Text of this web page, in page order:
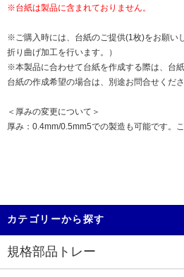
※台紙は製品に含まれておりません。
※ご購入時には、台紙のご提供(1枚)をお願い
折り曲げ加工を行います。）
※本製品に合わせて台紙を作成する際は、台
台紙の作成希望の場合は、別途お問合せくださ
＜厚みの変更について＞
厚み：0.4mm/0.5mm5での製造も可能です。
カテゴリーから探す
規格部品トレー